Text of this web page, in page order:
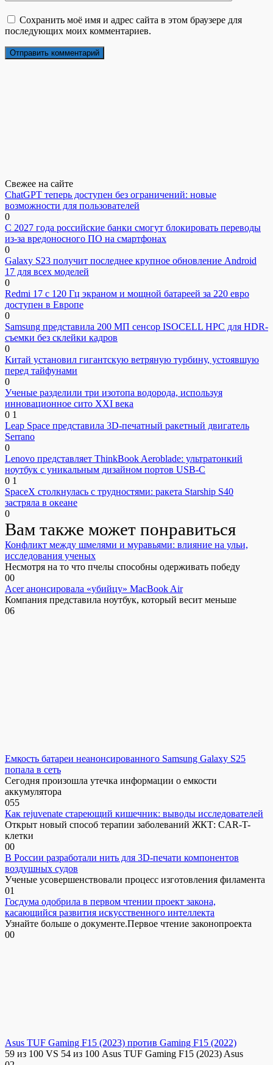
Сохранить моё имя и адрес сайта в этом браузере для
последующих моих комментариев.
Свежее на сайте
ChatGPT теперь доступен без ограничений: новые
возможности для пользователей
0
С 2027 года российские банки смогут блокировать переводы
из-за вредоносного ПО на смартфонах
0
Galaxy S23 получит последнее крупное обновление Android
17 для всех моделей
0
Redmi 17 с 120 Гц экраном и мощной батареей за 220 евро
доступен в Европе
0
Samsung представила 200 МП сенсор ISOCELL HPC для HDR-
съемки без склейки кадров
0
Китай установил гигантскую ветряную турбину, устоявшую
перед тайфунами
0
Ученые разделили три изотопа водорода, используя
инновационное сито XXI века
0 1
Leap Space представила 3D-печатный ракетный двигатель
Serrano
0
Lenovo представляет ThinkBook Aeroblade: ультратонкий
ноутбук с уникальным дизайном портов USB-C
0 1
SpaceX столкнулась с трудностями: ракета Starship S40
застряла в океане
0
Вам также может понравиться
Конфликт между шмелями и муравьями: влияние на ульи,
исследования ученых
Несмотря на то что пчелы способны одерживать победу
00
Acer анонсировала «убийцу» MacBook Air
Компания представила ноутбук, который весит меньше
06
Емкость батареи неанонсированного Samsung Galaxy S25
попала в сеть
Сегодня произошла утечка информации о емкости
аккумулятора
055
Как rejuvenate стареющий кишечник: выводы исследователей
Открыт новый способ терапии заболеваний ЖКТ: CAR-T-
клетки
00
В России разработали нить для 3D-печати компонентов
воздушных судов
Ученые усовершенствовали процесс изготовления филамента
01
Госдума одобрила в первом чтении проект закона,
касающийся развития искусственного интеллекта
Узнайте больше о документе.Первое чтение законопроекта
00
Asus TUF Gaming F15 (2023) против Gaming F15 (2022)
59 из 100 VS 54 из 100 Asus TUF Gaming F15 (2023) Asus